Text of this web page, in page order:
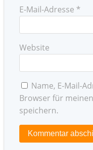
E-Mail-Adresse *
Website
Name, E-Mail-
Browser für
speichern.